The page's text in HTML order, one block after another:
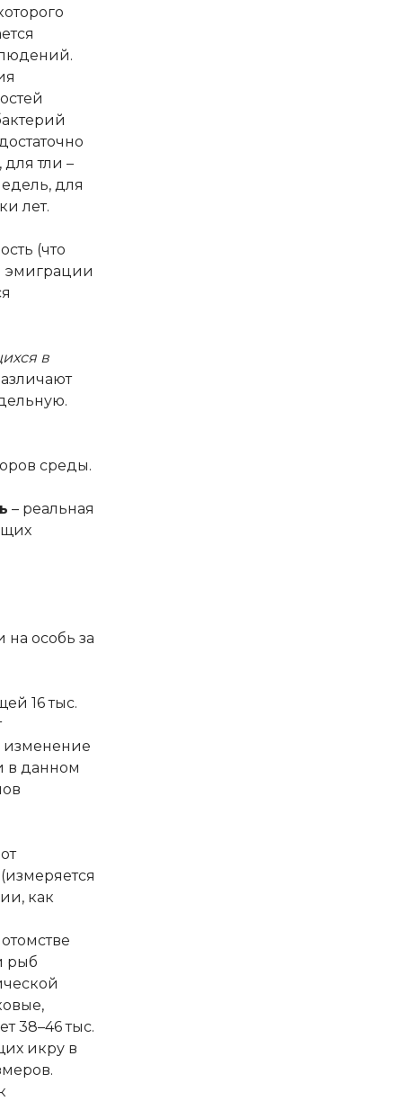
для тли –
для
лет.
(что
эмиграции
в
среды.
– реальная
особь за
16 тыс.
изменение
в данном
как
рыб
38–46 тыс.
икру в